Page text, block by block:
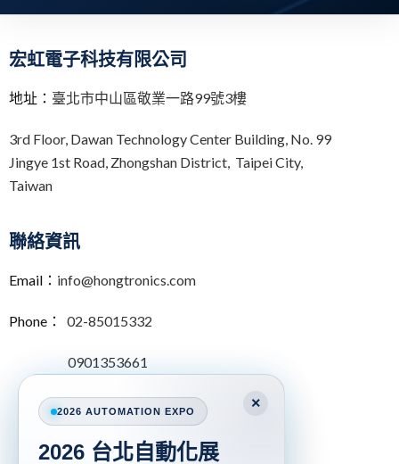
r
i
:
宏虹電子科技有限公司
地址： 臺北市中山區敬業一路99號3樓
3rd Floor, Dawan Technology Center Building, No. 99
Jingye 1st Road, Zhongshan District, Taipei City,
Taiwan
聯絡資訊
Email： info@hongtronics.com
Phone： 02-85015332
0901353661
0901353665 ×
2026 AUTOMATION EXPO
2026 台北自動化展